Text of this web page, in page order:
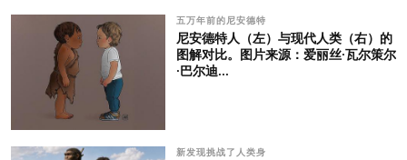
五万年前的尼安德特
尼安德特人（左）与现代人类（右）的
图解对比。图片来源：爱丽丝·瓦尔策尔
·巴尔迪...
新发现挑战了人类身